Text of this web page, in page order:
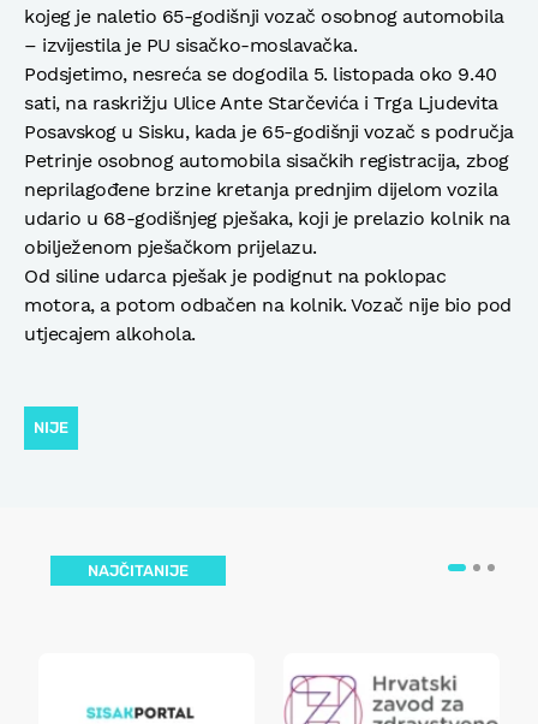
kojeg je naletio 65-godišnji vozač osobnog automobila
– izvijestila je PU sisačko-moslavačka.
Podsjetimo, nesreća se dogodila 5. listopada oko 9.40
sati, na raskrižju Ulice Ante Starčevića i Trga Ljudevita
Posavskog u Sisku, kada je 65-godišnji vozač s područja
Petrinje osobnog automobila sisačkih registracija, zbog
neprilagođene brzine kretanja prednjim dijelom vozila
udario u 68-godišnjeg pješaka, koji je prelazio kolnik na
obilježenom pješačkom prijelazu.
Od siline udarca pješak je podignut na poklopac
motora, a potom odbačen na kolnik. Vozač nije bio pod
utjecajem alkohola.
NIJE
NAJČITANIJE